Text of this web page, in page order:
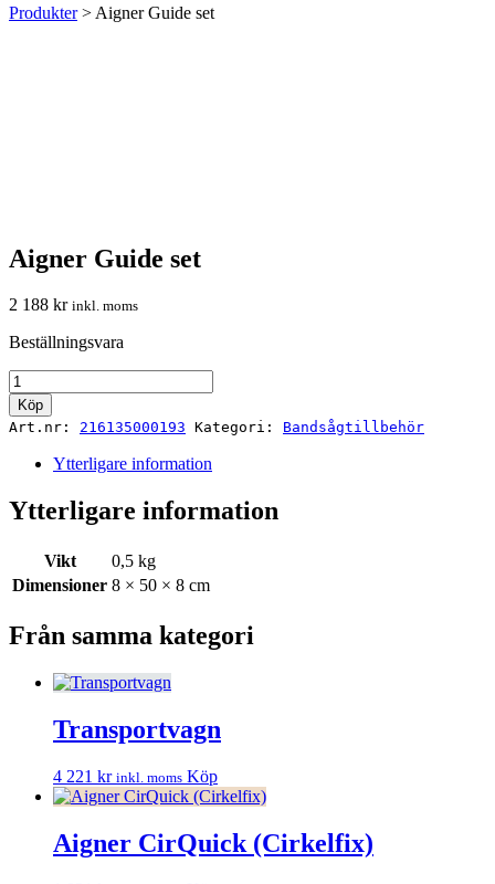
Produkter> Aigner Guide set
Aigner Guide set
2 188 kr inkl. moms
Beställningsvara
Aigner
Guide
set
Köp
Art.nr: 216135000193 Kategori: Bandsågtillbehör
Ytterligare information
Ytterligare information
Vikt
0,5 kg
Dimensioner 8 × 50 × 8 cm
Från samma kategori
Transportvagn
4 221 kr inkl. moms Köp
Aigner CirQuick (Cirkelfix)